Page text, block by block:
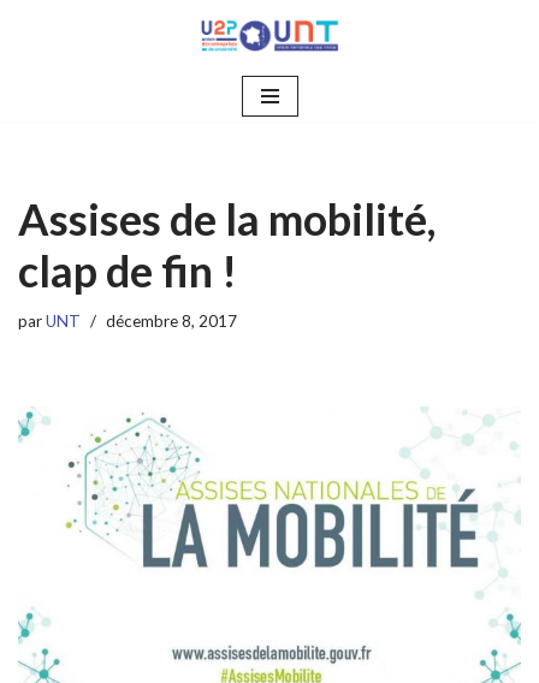
Assises de la mobilité,
clap de fin !
parUNT décembre 8, 2017